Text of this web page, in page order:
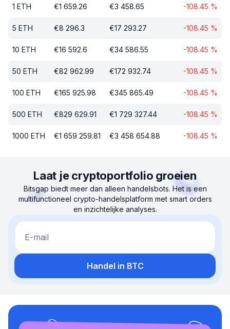
1 ETH €1 659.26 €3 458.65 -108.45 %
5 ETH €8 296.3 €17 293.27 -108.45 %
10 ETH €16 592.6 €34 586.55 -108.45 %
50 ETH €82 962.99 €172 932.74 -108.45 %
100 ETH €165 925.98 €345 865.49 -108.45 %
500 ETH €829 629.91 €1 729 327.44 -108.45 %
1000 ETH €1 659 259.81 €3 458 654.88 -108.45 %
Laat je cryptoportfolio groeien
Bitsgap biedt meer dan alleen handelsbots. Het is een
multifunctioneel crypto-handelsplatform met smart orders
en inzichtelijke analyses.
E-mail
Handel in BTC